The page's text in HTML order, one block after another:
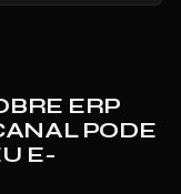
ERP
PODE
E-